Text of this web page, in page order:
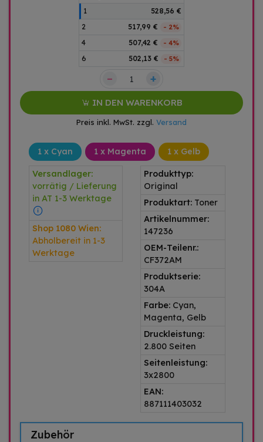
1
528,56 €
2
517,99 € - 2%
4 507,42 € - 4%
6 502,13 € - 5%
– +
IN DEN WARENKORB
Preis inkl. MwSt. zzgl. Versand
1 x Cyan 1 x Magenta 1 x Gelb
Versandlager:
vorrätig / Lieferung
in AT 1-3 Werktage
Shop 1080 Wien:
Abholbereit in 1-3
Werktage
Produkttyp:
Original
Produktart: Toner
Artikelnummer:
147236
OEM-Teilenr.:
CF372AM
Produktserie:
304A
Farbe: Cyan,
Magenta, Gelb
Druckleistung:
2.800 Seiten
Seitenleistung:
3x2800
EAN:
887111403032
Zubehör